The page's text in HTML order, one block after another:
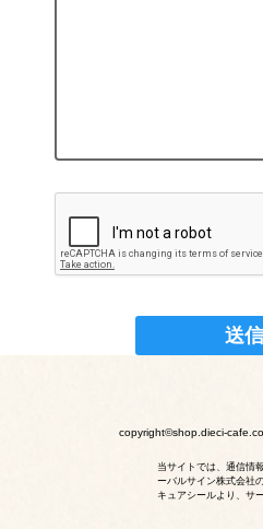
copyright©shop.dieci-
当サイトでは、通信情
ーバルサイン株式会社
キュアシールより、サ